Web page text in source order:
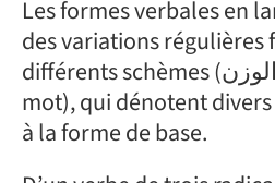
Les formes verbales en
des variations régulières
différents schèmes (الوزن) (morphologie du
mot), qui dénotent
à la forme de base.